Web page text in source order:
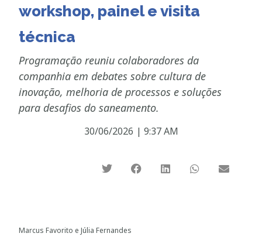
workshop, painel e visita
técnica
Programação reuniu colaboradores da
companhia em debates sobre cultura de
inovação, melhoria de processos e soluções
para desafios do saneamento.
30/06/2026 | 9:37 AM
Marcus Favorito e Júlia Fernandes